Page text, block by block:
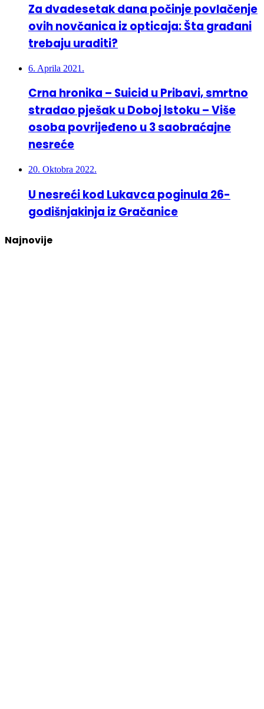
Za dvadesetak dana počinje povlačenje
ovih novčanica iz opticaja: Šta građani
trebaju uraditi?
6. Aprila 2021.
Crna hronika – Suicid u Pribavi, smrtno
stradao pješak u Doboj Istoku – Više
osoba povrijeđeno u 3 saobraćajne
nesreće
20. Oktobra 2022.
U nesreći kod Lukavca poginula 26-
godišnjakinja iz Gračanice
Najnovije